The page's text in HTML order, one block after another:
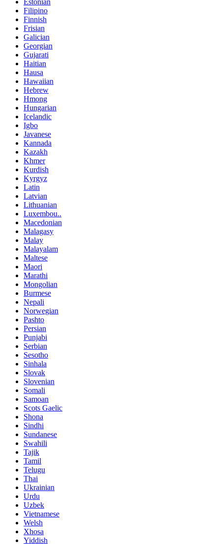
Filipino
Finnish
Frisian
Galician
Georgian
Gujarati
Haitian
Hausa
Hawaiian
Hebrew
Hmong
Hungarian
Icelandic
Igbo
Javanese
Kannada
Kazakh
Khmer
Kurdish
Kyrgyz
Latin
Latvian
Lithuanian
Luxembou..
Macedonian
Malagasy
Malay
Malayalam
Maltese
Maori
Marathi
Mongolian
Burmese
Nepali
Norwegian
Pashto
Persian
Punjabi
Serbian
Sesotho
Sinhala
Slovak
Slovenian
Somali
Samoan
Scots Gaelic
Shona
Sindhi
Sundanese
Swahili
Tajik
Tamil
Telugu
Thai
Ukrainian
Urdu
Uzbek
Vietnamese
Welsh
Xhosa
Yiddish